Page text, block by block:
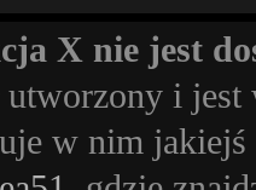
X nie jest
utworzony i
w nim